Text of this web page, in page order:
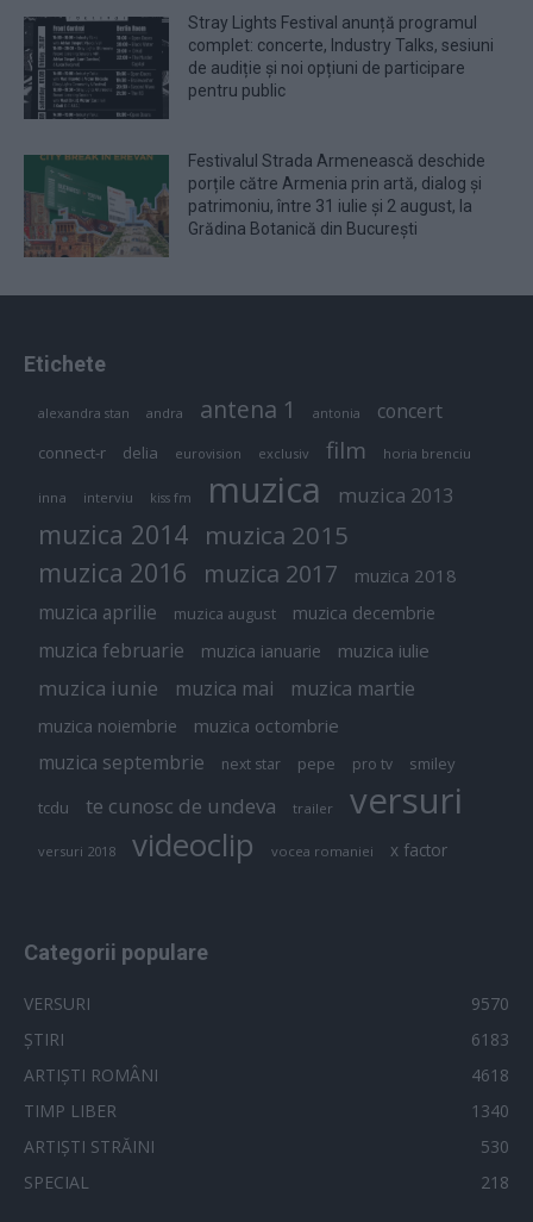
Stray Lights Festival anunță programul
complet: concerte, Industry Talks, sesiuni
de audiție și noi opțiuni de participare
pentru public
Festivalul Strada Armenească deschide
porțile către Armenia prin artă, dialog și
patrimoniu, între 31 iulie și 2 august, la
Grădina Botanică din București
Etichete
alexandra stan andra antena 1 antonia concert
connect-r delia eurovision exclusiv film horia brenciu
inna interviu kiss fm muzica muzica 2013
muzica 2014 muzica 2015
muzica 2016 muzica 2017 muzica 2018
muzica aprilie muzica august muzica decembrie
muzica februarie muzica ianuarie muzica iulie
muzica iunie muzica mai muzica martie
muzica noiembrie muzica octombrie
muzica septembrie next star pepe pro tv smiley
tcdu te cunosc de undeva trailer versuri
versuri 2018 videoclip vocea romaniei x factor
Categorii populare
VERSURI
9570
ȘTIRI
6183
ARTIȘTI ROMÂNI
4618
TIMP LIBER
1340
ARTIȘTI STRĂINI
530
SPECIAL
218